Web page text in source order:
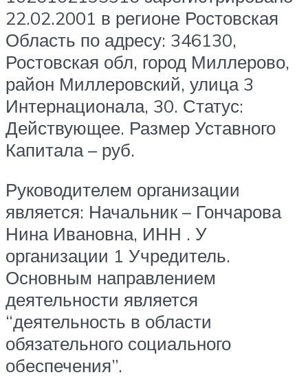
22.02.2001 в регионе Ростовская
Область по адресу: 346130,
Ростовская обл, город Миллерово,
район Миллеровский, улица 3
Интернационала, 30. Статус:
Действующее. Размер Уставного
Капитала – руб.
Руководителем организации
является: Начальник – Гончарова
Нина Ивановна, ИНН . У
организации 1 Учредитель.
Основным направлением
деятельности является
“деятельность в области
обязательного социального
обеспечения”.